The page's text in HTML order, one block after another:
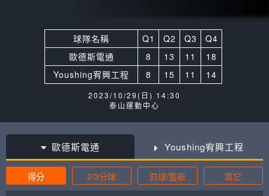
球隊名稱 Q1 Q2 Q3
Q4
歐德斯電通
8 13 11
18
Youshing宥興工程
8 15 11 14
2023/10/29(日) 14:30
泰山運動中心
歐德斯電通 Youshing宥興工程
得分 2/3分球 罰球/籃板 其它